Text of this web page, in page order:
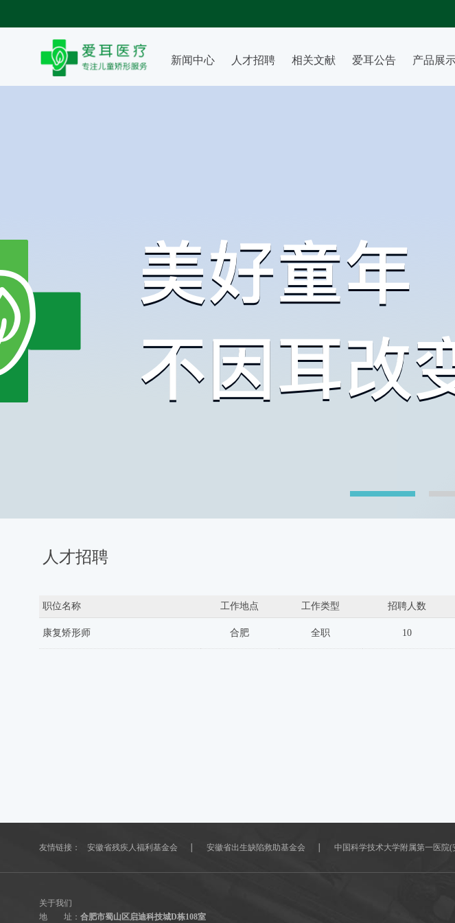
新闻中心 人才招聘 相关文献 爱耳公告 产品展
人才招聘
职位名称 工作地点 工作类型 招聘人数
康复矫形师 合肥 全职 10
友情链接： 安徽省残疾人福利基金会 安徽省出生缺陷救助基金会 中国科学技术大学附属第一医院(
关于我们
地 址： 合肥市蜀山区启迪科技城D栋108室